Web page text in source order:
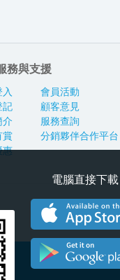
務與支援
記
介
賞
惠
會員活動
顧客意見
服務查詢
分銷夥伴合作平台
電腦直接下載